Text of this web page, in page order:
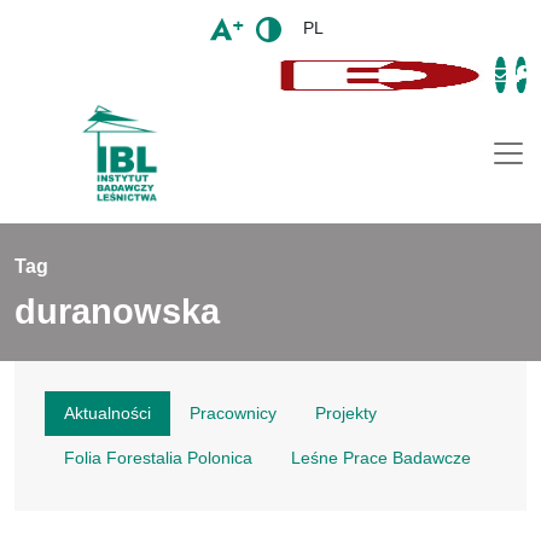
PL
Tag
duranowska
Aktualności Pracownicy Projekty
Folia Forestalia Polonica Leśne Prace Badawcze